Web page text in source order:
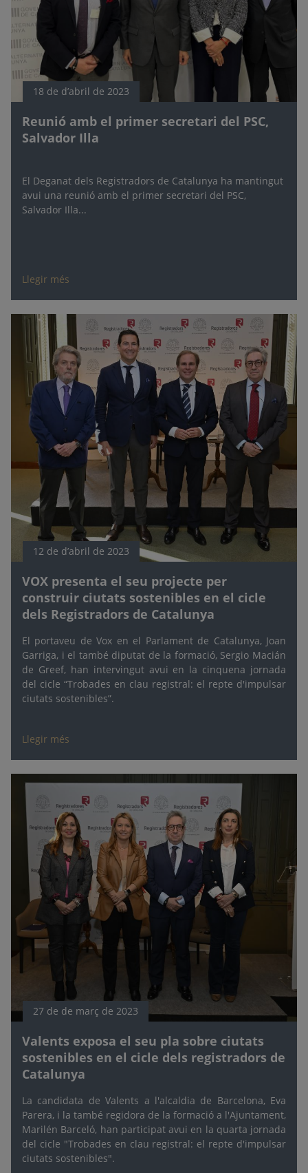
18 de d’abril de 2023
Reunió amb el primer secretari del PSC,
Salvador Illa
El Deganat dels Registradors de Catalunya ha mantingut
avui una reunió amb el primer secretari del PSC,
Salvador Illa...
Llegir més
12 de d’abril de 2023
VOX presenta el seu projecte per
construir ciutats sostenibles en el cicle
dels Registradors de Catalunya
El portaveu de Vox en el Parlament de Catalunya, Joan
Garriga, i el també diputat de la formació, Sergio Macián
de Greef, han intervingut avui en la cinquena jornada
del cicle “Trobades en clau registral: el repte d'impulsar
ciutats sostenibles”.
Llegir més
27 de de març de 2023
Valents exposa el seu pla sobre ciutats
sostenibles en el cicle dels registradors de
Catalunya
La candidata de Valents a l'alcaldia de Barcelona, Eva
Parera, i la també regidora de la formació a l'Ajuntament,
Marilén Barceló, han participat avui en la quarta jornada
del cicle "Trobades en clau registral: el repte d'impulsar
ciutats sostenibles".